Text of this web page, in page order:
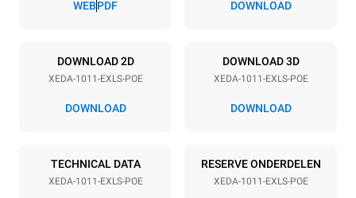
380-415V 3N~ / 220-240V
3~
19,6 kW
50 / 60 Hz NIET INBEGREPEN
WEBPDF DOWNLOAD
DOWNLOAD 2D
XEDA-1011-EXLS-POE
DOWNLOAD
DOWNLOAD 3D
XEDA-1011-EXLS-POE
DOWNLOAD
TECHNICAL DATA
XEDA-1011-EXLS-POE
RESERVE ONDERDELEN
XEDA-1011-EXLS-POE